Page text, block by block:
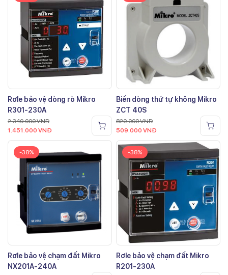
Rơle bảo vệ dòng rò Mikro
R301-230A
2.340.000VNĐ
1.451.000 VNĐ
Biến dòng thứ tự không Mikro
ZCT 40S
820.000VNĐ
509.000 VNĐ
-38%
Rơle bảo vệ chạm đất Mikro
NX201A-240A
-38%
Rơle bảo vệ chạm đất Mikro
R201-230A